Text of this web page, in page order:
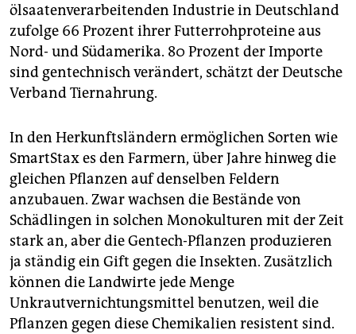
ölsaatenverarbeitenden Industrie in Deutschland
zufolge 66 Prozent ihrer Futterrohproteine aus
Nord- und Südamerika. 80 Prozent der Importe
sind gentechnisch verändert, schätzt der Deutsche
Verband Tiernahrung.
In den Herkunftsländern ermöglichen Sorten wie
SmartStax es den Farmern, über Jahre hinweg die
gleichen Pflanzen auf denselben Feldern
anzubauen. Zwar wachsen die Bestände von
Schädlingen in solchen Monokulturen mit der Zeit
stark an, aber die Gentech-Pflanzen produzieren
ja ständig ein Gift gegen die Insekten. Zusätzlich
können die Landwirte jede Menge
Unkrautvernichtungsmittel benutzen, weil die
Pflanzen gegen diese Chemikalien resistent sind.